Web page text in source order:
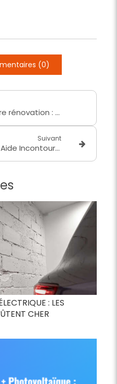
(0)
Optimisez votre rénovation : Découvrez MaPrimeRénov' Parcours Accompagné pour Améliorer l'Efficacité Énergétique de votre Logement
Suivant
MaPrimeRénov’ : Une Aide Incontournable pour les Rénovations d’Ampleur
: LES
CHER